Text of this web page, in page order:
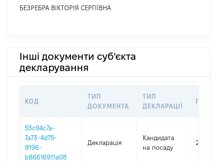
БЕЗРЕБРА ВІКТОРІЯ СЕРГІЇВНА
Інші документи суб'єкта
декларування
КОД
ТИП
ДОКУМЕНТА
ТИП
ДЕКЛАРАЦІЇ
53c94c7a-
7a73-4d75-
9196-
b86616911a08
Декларація
Кандидата
на посаду
2024